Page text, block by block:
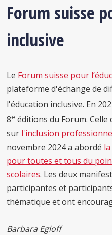
Forum suisse
inclusive
Le Forum suisse pour
plateforme d'échange de
l'éducation inclusive. En
8e éditions du Forum. Celle
sur l'inclusion
novembre 2024 a abordé
pour toutes et tous du
scolaires. Les deux
participantes et
thématique et ont
Barbara Egloff